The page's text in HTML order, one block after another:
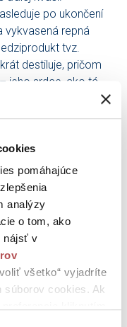
pomáhajúce
analýzy
o tom, ako
nájsť v
všetko“ vyjadríte
cookies. Ak
po ukončení
vykvasená repná
tvz.
destiluje, pričom
jeho srdce, ako tá
destilátu.
výhradne len
k odvetraniu
prchavé látky,
a neskôr
látok, ktoré
chuť výslednému
primeraný čas, čo je
až do 1,5